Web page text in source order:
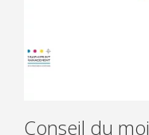
Conseil du